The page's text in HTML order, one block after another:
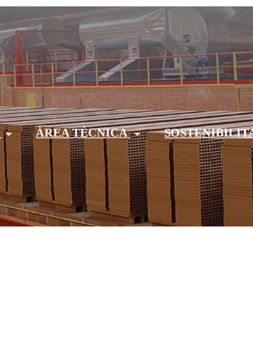
ÀREA TÈCNICA